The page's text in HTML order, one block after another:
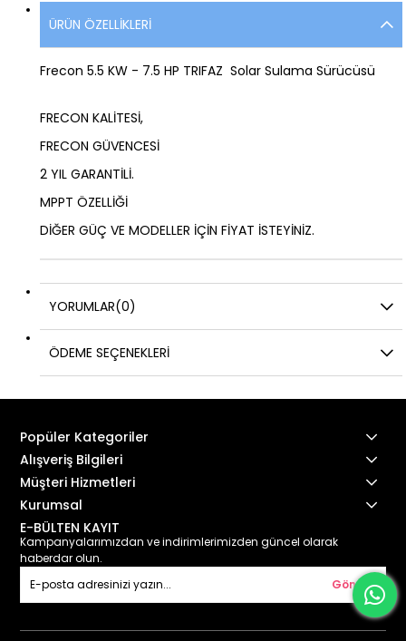
ÜRÜN ÖZELLIKLERI
Frecon 5.5 KW - 7.5 HP TRIFAZ Solar Sulama Sürücüsü
FRECON KALİTESİ,
FRECON GÜVENCESİ
2 YIL GARANTİLİ.
MPPT ÖZELLİĞİ
DİĞER GÜÇ VE MODELLER İÇİN FİYAT İSTEYİNİZ.
YORUMLAR(0)
ÖDEME SEÇENEKLERI
Popüler Kategoriler
Alışveriş Bilgileri
Müşteri Hizmetleri
Kurumsal
E-BÜLTEN KAYIT
Kampanyalarımızdan ve indirimlerimizden güncel olarak
haberdar olun.
Gönder